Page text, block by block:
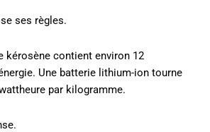
ses règles.
kérosène contient environ 12
Une batterie lithium-ion tourne
par kilogramme.